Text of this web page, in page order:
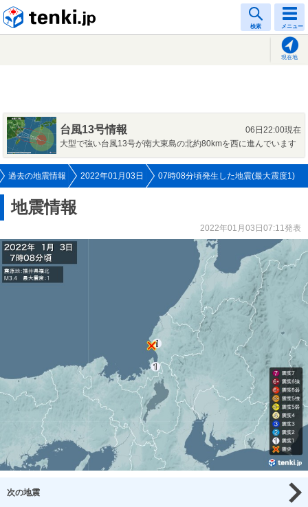
検索 メニュー
現在地
台風13号情報
06日22:00現在
大型で強い台風13号が南大東島の北約80kmを西に進んでいます
過去の地震情報 2022年01月03日 07時08分頃発生した地震(最大震度1)
地震情報
2022年01月03日07:11発表
次の地震